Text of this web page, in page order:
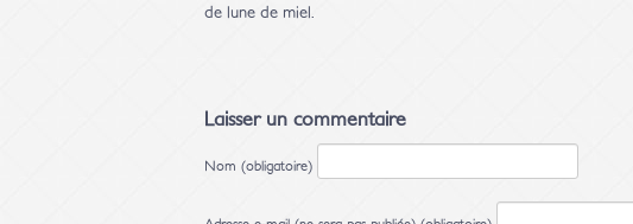
de lune de miel.
Laisser un commentaire
Nom (obligatoire)